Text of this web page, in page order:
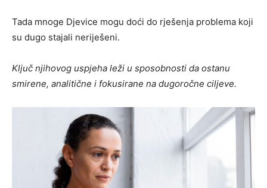
Tada mnoge Djevice mogu doći do rješenja problema koji
su dugo stajali neriješeni.
Ključ njihovog uspjeha leži u sposobnosti da ostanu
smirene, analitične i fokusirane na dugoročne ciljeve.